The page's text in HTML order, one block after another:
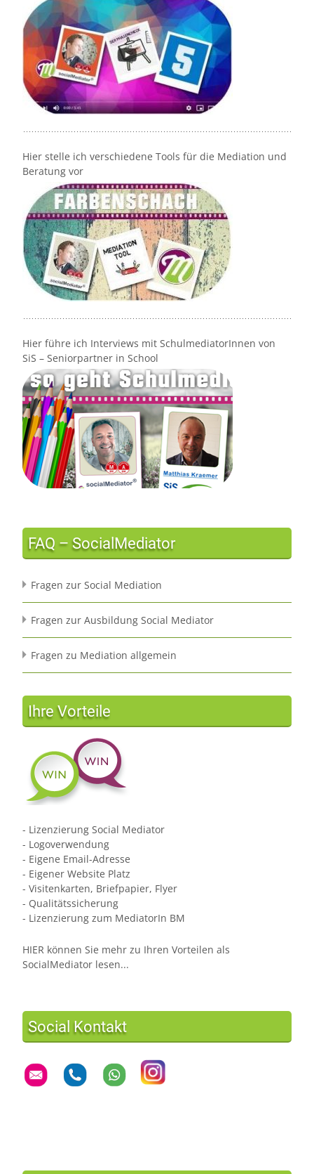
Hier stelle ich verschiedene Tools für die Mediation und
Beratung vor
Hier führe ich Interviews mit SchulmediatorInnen von
SiS – Seniorpartner in School
FAQ – SocialMediator
Fragen zur Social Mediation
Fragen zur Ausbildung Social Mediator
Fragen zu Mediation allgemein
Ihre Vorteile
- Lizenzierung Social Mediator
- Logoverwendung
- Eigene Email-Adresse
- Eigener Website Platz
- Visitenkarten, Briefpapier, Flyer
- Qualitätssicherung
- Lizenzierung zum MediatorIn BM
HIER können Sie mehr zu Ihren Vorteilen als
SocialMediator lesen...
Social Kontakt